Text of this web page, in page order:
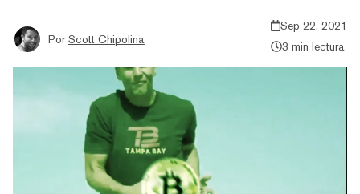
Por Scott Chipolina
Sep 22, 2021
3 min lectura